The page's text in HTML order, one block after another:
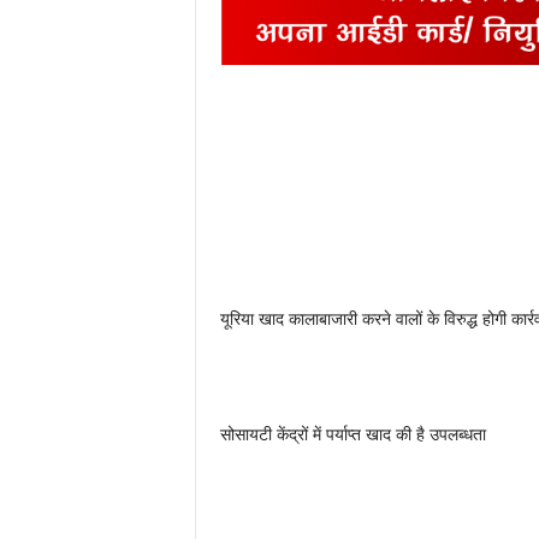
यूरिया खाद कालाबाजारी करने वालों के विरुद्ध होगी
सोसायटी केंद्रों में पर्याप्त खाद की है उपलब्धता